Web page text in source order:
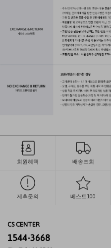
회원혜택 배송조회
제휴문의 베스트100
CS CENTER
1544-3668